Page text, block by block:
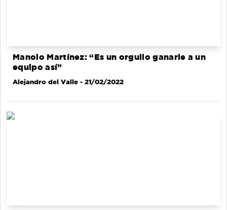
Manolo Martínez: “Es un orgullo ganarle a un
equipo así”
Alejandro del Valle - 21/02/2022